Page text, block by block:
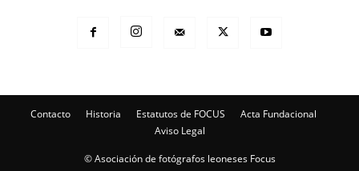
Contacto Historia Estatutos de FOCUS
Acta Fundacional
Aviso Legal
© Asociación de fotógrafos leoneses Focus